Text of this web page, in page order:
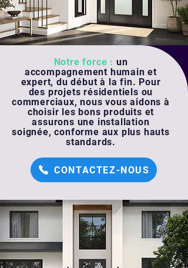
Notre force : un
accompagnement humain et
expert, du début à la fin. Pour
des projets résidentiels ou
commerciaux, nous vous aidons à
choisir les bons produits et
assurons une installation
soignée, conforme aux plus hauts
standards.
CONTACTEZ-NOUS